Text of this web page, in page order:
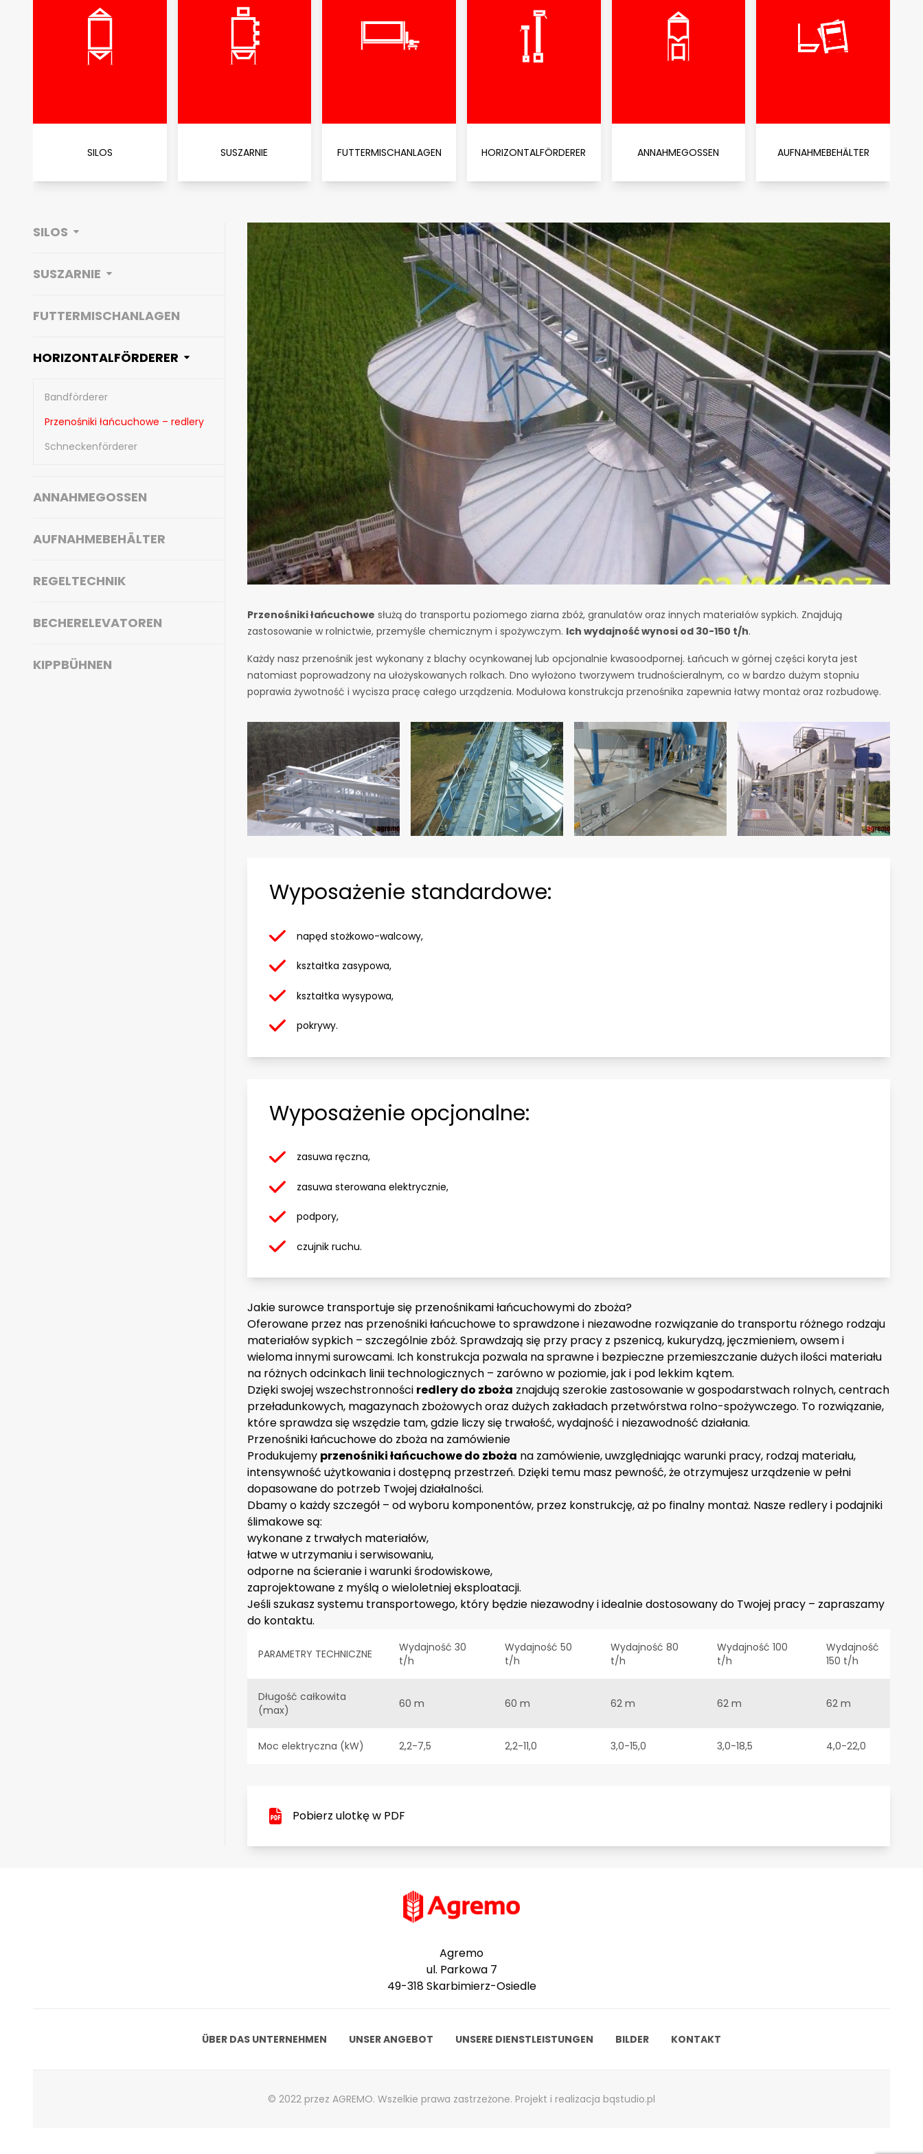
SILOS SUSZARNIE FUTTERMISCHANLAGEN HORIZONTALFÖRDERER ANNAHMEGOSSEN AUFNAHMEBEHÄLTER
SILOS
SUSZARNIE
FUTTERMISCHANLAGEN
HORIZONTALFÖRDERER
Bandförderer
Przenośniki łańcuchowe – redlery
Schneckenförderer
ANNAHMEGOSSEN
AUFNAHMEBEHÄLTER
REGELTECHNIK
BECHERELEVATOREN
KIPPBÜHNEN
Przenośniki łańcuchowe służą do transportu poziomego ziarna zbóż, granulatów oraz innych materiałów sypkich. Znajdują
zastosowanie w rolnictwie, przemyśle chemicznym i spożywczym. Ich wydajność wynosi od 30-150 t/h.
Każdy nasz przenośnik jest wykonany z blachy ocynkowanej lub opcjonalnie kwasoodpornej. Łańcuch w górnej części koryta jest
natomiast poprowadzony na ułożyskowanych rolkach. Dno wyłożono tworzywem trudnościeralnym, co w bardzo dużym stopniu
poprawia żywotność i wycisza pracę całego urządzenia. Modułowa konstrukcja przenośnika zapewnia łatwy montaż oraz rozbudowę.
Wyposażenie standardowe:
napęd stożkowo-walcowy,
kształtka zasypowa,
kształtka wysypowa,
pokrywy.
Wyposażenie opcjonalne:
zasuwa ręczna,
zasuwa sterowana elektrycznie,
podpory,
czujnik ruchu.
Jakie surowce transportuje się przenośnikami łańcuchowymi do zboża?
Oferowane przez nas przenośniki łańcuchowe to sprawdzone i niezawodne rozwiązanie do transportu różnego rodzaju
materiałów sypkich – szczególnie zbóż. Sprawdzają się przy pracy z pszenicą, kukurydzą, jęczmieniem, owsem i
wieloma innymi surowcami. Ich konstrukcja pozwala na sprawne i bezpieczne przemieszczanie dużych ilości materiału
na różnych odcinkach linii technologicznych – zarówno w poziomie, jak i pod lekkim kątem.
Dzięki swojej wszechstronności redlery do zboża znajdują szerokie zastosowanie w gospodarstwach rolnych, centrach
przeładunkowych, magazynach zbożowych oraz dużych zakładach przetwórstwa rolno-spożywczego. To rozwiązanie,
które sprawdza się wszędzie tam, gdzie liczy się trwałość, wydajność i niezawodność działania.
Przenośniki łańcuchowe do zboża na zamówienie
Produkujemy przenośniki łańcuchowe do zboża na zamówienie, uwzględniając warunki pracy, rodzaj materiału,
intensywność użytkowania i dostępną przestrzeń. Dzięki temu masz pewność, że otrzymujesz urządzenie w pełni
dopasowane do potrzeb Twojej działalności.
Dbamy o każdy szczegół – od wyboru komponentów, przez konstrukcję, aż po finalny montaż. Nasze redlery i podajniki
ślimakowesą:
wykonane z trwałych materiałów,
łatwe w utrzymaniu i serwisowaniu,
odporne na ścieranie i warunki środowiskowe,
zaprojektowane z myślą o wieloletniej eksploatacji.
Jeśli szukasz systemu transportowego, który będzie niezawodny i idealnie dostosowany do Twojej pracy – zapraszamy
do kontaktu.
PARAMETRY TECHNICZNE
Wydajność 30
t/h
Wydajność 50
t/h
Wydajność 80
t/h
Wydajność 100
t/h
Wydajność
150 t/h
Długość całkowita
(max)
60 m 60 m 62 m 62 m 62 m
Moc elektryczna (kW) 2,2-7,5 2,2-11,0 3,0-15,0 3,0-18,5 4,0-22,0
Pobierz ulotkę w PDF
Agremo
ul. Parkowa 7
49-318 Skarbimierz-Osiedle
ÜBER DAS UNTERNEHMEN UNSER ANGEBOT UNSERE DIENSTLEISTUNGEN BILDER KONTAKT
© 2022 przez AGREMO. Wszelkie prawa zastrzeżone. Projekt i realizacja bqstudio.pl